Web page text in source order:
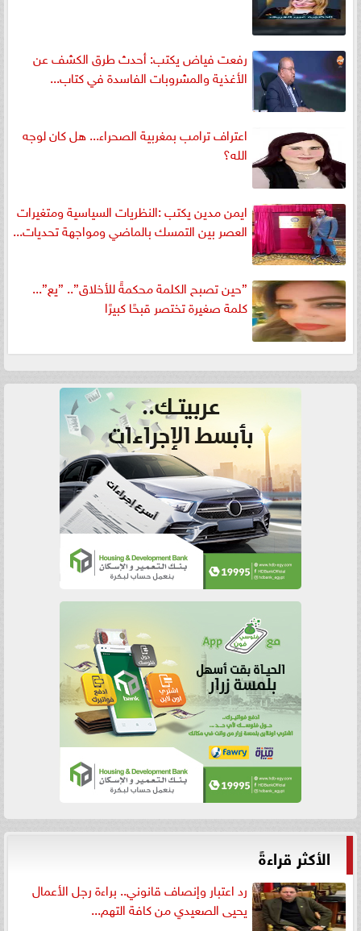
رفعت فياض يكتب: أحدث طرق الكشف عن
الأغذية والمشروبات الفاسدة في كتاب...
اعتراف ترامب بمغربية الصحراء... هل كان لوجه
الله؟
ايمن مدين يكتب :النظريات السياسية ومتغيرات
العصر بين التمسك بالماضي ومواجهة تحديات...
”حين تصبح الكلمة محكمةً للأخلاق”.. ”يع”...
كلمة صغيرة تختصر قبحًا كبيرًا
الأكثر قراءةً
رد اعتبار وإنصاف قانوني.. براءة رجل الأعمال
يحيى الصعيدي من كافة التهم...